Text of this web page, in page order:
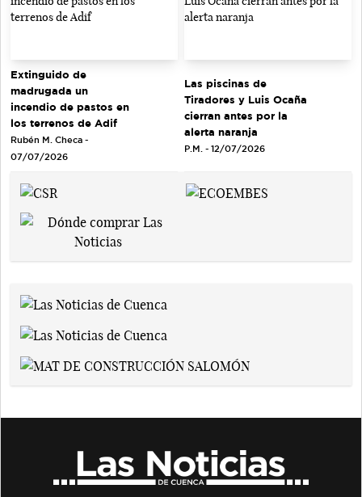
Extinguido de
madrugada un
incendio de pastos en
los terrenos de Adif
Rubén M. Checa -
07/07/2026
Las piscinas de
Tiradores y Luis Ocaña
cierran antes por la
alerta naranja
P.M. - 12/07/2026